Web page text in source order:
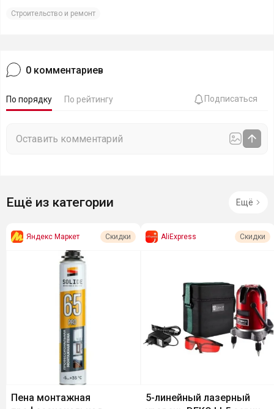
Строительство и ремонт
0 комментариев
По порядку По рейтингу Подписаться
Ещё из категории Ещё
Яндекс Маркет Скидки
Пена монтажная
AliExpress Скидки
5-линейный лазерный